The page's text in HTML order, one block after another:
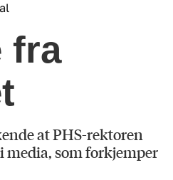
fra
at PHS-rektoren
media, som forkjemper